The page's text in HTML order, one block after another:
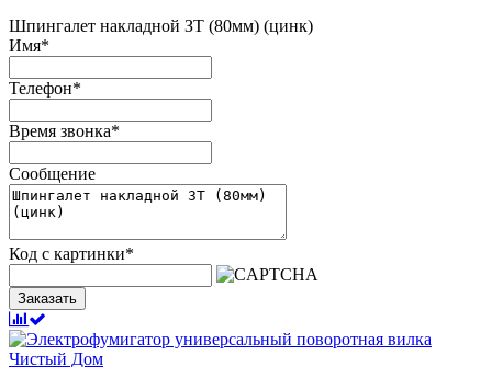
Шпингалет накладной ЗТ (80мм) (цинк)
Имя*
Телефон*
Время звонка*
Сообщение
Код с картинки*
Заказать